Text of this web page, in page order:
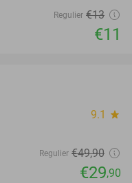
Regulier €13
€11
9.1 star
Regulier €49,90
€29,90